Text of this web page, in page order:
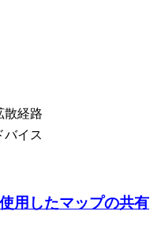
散経路
バイス
用したマップの共有